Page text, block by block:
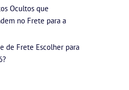
Ocultos que
no Frete para a
de Frete Escolher para